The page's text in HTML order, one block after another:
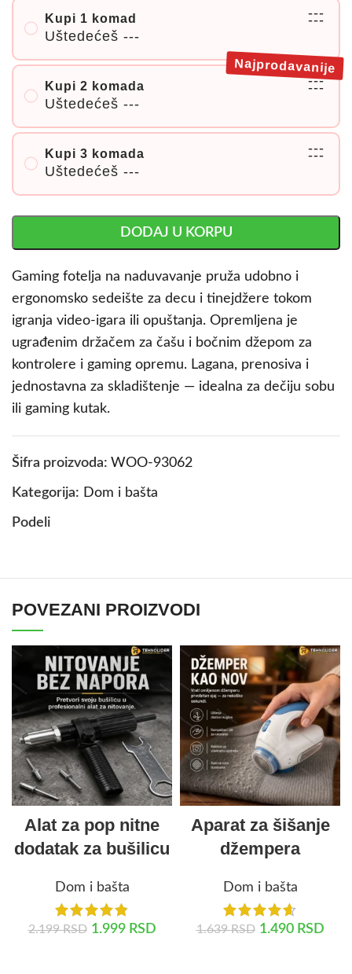
Kupi 1 komad
Uštedećeš ---
---
---
Kupi 2 komada
Uštedećeš ---
---
---
Najprodavanije
Kupi 3 komada
Uštedećeš ---
---
---
DODAJ U KORPU
Gaming fotelja na naduvavanje pruža udobno i
ergonomsko sedeište za decu i tinejdžere tokom
igranja video-igara ili opuštanja. Opremljena je
ugrađenim držačem za čašu i bočnim džepom za
kontrolere i gaming opremu. Lagana, prenosiva i
jednostavna za skladištenje — idealna za dečiju sobu
ili gaming kutak.
Šifra proizvoda: WOO-93062
Kategorija: Dom i bašta
Podeli
POVEZANI PROIZVODI
Alat za pop nitne
dodatak za bušilicu
Dom i bašta
2.199RSD 1.999 RSD
Aparat za šišanje
džempera
Dom i bašta
1.639RSD 1.490 RSD